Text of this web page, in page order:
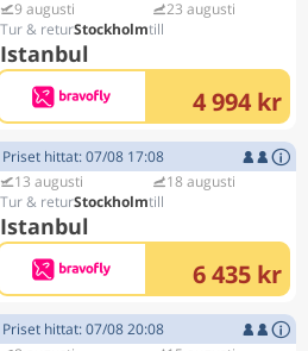
9 augusti
Stockholm
Istanbul
23 augusti
4 994 kr
Priset hittat: 07/08 17:08
13 augusti
Stockholm
Istanbul
18 augusti
6 435 kr
Priset hittat: 07/08 20:08